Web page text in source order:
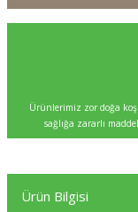
Ürünlerimiz zor doğa
sağlığa zararlı
Ürün Bilgisi